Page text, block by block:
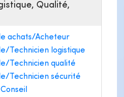
Qualité,
achats/Acheteur
Technicien logistique
Technicien qualité
Technicien sécurité